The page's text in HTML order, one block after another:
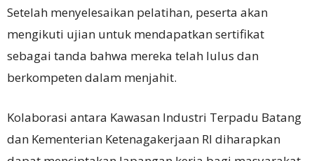
Setelah menyelesaikan pelatihan, peserta akan
mengikuti ujian untuk mendapatkan sertifikat
sebagai tanda bahwa mereka telah lulus dan
berkompeten dalam menjahit.
Kolaborasi antara Kawasan Industri Terpadu Batang
dan Kementerian Ketenagakerjaan RI diharapkan